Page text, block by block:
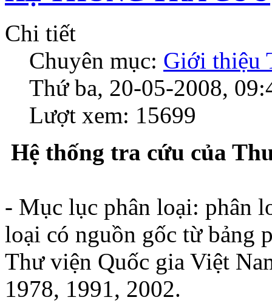
Chi tiết
Chuyên mục: Giới thiệu
Thứ ba, 20-05-2008,
Lượt xem: 15699
Hệ thống tra cứu của
- Mục lục phân loại: phân
loại có nguồn gốc từ bảng
Thư viện Quốc gia Việt
1978, 1991, 2002.